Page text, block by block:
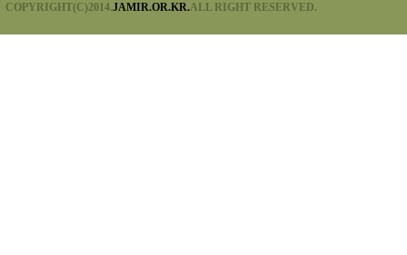
COPYRIGHT(C)2014.JAMIR.OR.KR.ALL RIGHT RESERVED.